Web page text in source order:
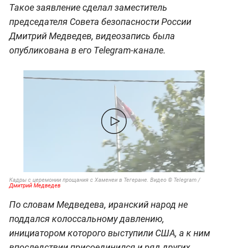
Такое заявление сделал заместитель
председателя Совета безопасности России
Дмитрий Медведев, видеозапись была
опубликована в его Telegram-канале.
Кадры с церемонии прощания с Хаменеи в Тегеране. Видео © Telegram /
Дмитрий Медведев
По словам Медведева, иранский народ не
поддался колоссальному давлению,
инициатором которого выступили США, а к ним